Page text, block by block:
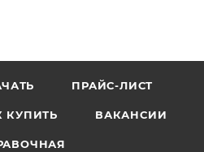
ПРАЙС-ЛИСТ
КУПИТЬ ВАКАНСИИ